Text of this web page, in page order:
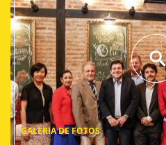
GALERIA DE FOTOS